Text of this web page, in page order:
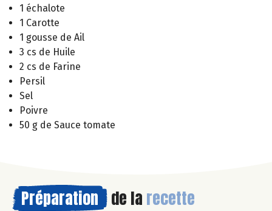
1 échalote
1 Carotte
1 gousse de Ail
3 cs de Huile
2 cs de Farine
Persil
Sel
Poivre
50 g de Sauce tomate
Préparation de la recette